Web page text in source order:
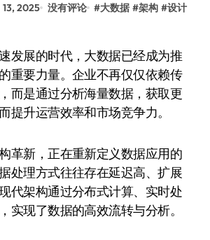
13, 2025 没有评论 #大数据 #架构 #设计
重要力量。企业不再仅仅依赖传
而是通过分析海量数据，获取更
提升运营效率和市场竞争力。
革新，正在重新定义数据应用的
处理方式往往存在延迟高、扩展
代架构通过分布式计算、实时处
实现了数据的高效流转与分析。